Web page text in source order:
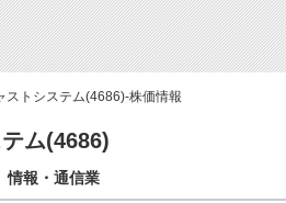
ストシステム(4686)-株価情報
ム(4686)
情報・通信業